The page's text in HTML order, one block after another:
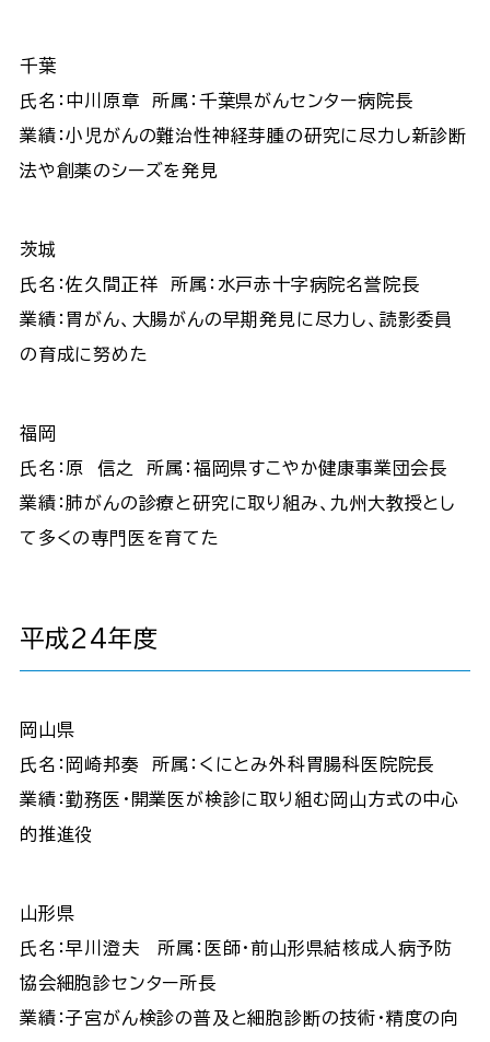
千葉
氏名：中川原章 所属：千葉県がんセンター病院長
業績：小児がんの難治性神経芽腫の研究に尽力し新診断
法や創薬のシーズを発見
茨城
氏名：佐久間正祥 所属：水戸赤十字病院名誉院長
業績：胃がん、大腸がんの早期発見に尽力し、読影委員
の育成に努めた
福岡
氏名：原 信之 所属：福岡県すこやか健康事業団会長
業績：肺がんの診療と研究に取り組み、九州大教授とし
て多くの専門医を育てた
平成24年度
岡山県
氏名：岡崎邦奏 所属：くにとみ外科胃腸科医院院長
業績：勤務医・開業医が検診に取り組む岡山方式の中心
的推進役
山形県
氏名：早川澄夫 所属：医師・前山形県結核成人病予防
協会細胞診センター所長
業績：子宮がん検診の普及と細胞診断の技術・精度の向